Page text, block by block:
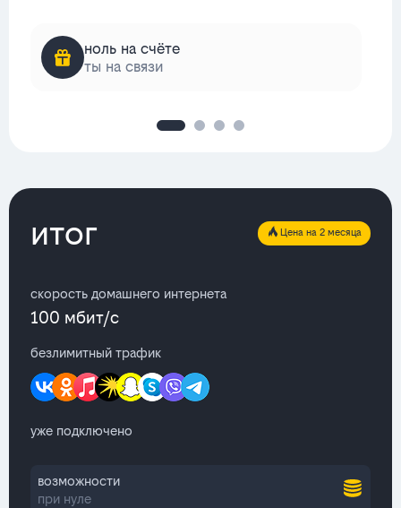
ноль на счёте
ты на связи
итог Цена на 2 месяца
скорость домашнего интернета
100 мбит/с
безлимитный трафик
уже подключено
возможности
при нуле